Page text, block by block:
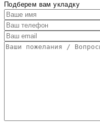
Подберем вам укладку